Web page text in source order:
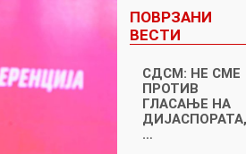
ПОВРЗАНИ
ВЕСТИ
СДСМ: НЕ СМЕ
ПРОТИВ
ГЛАСАЊЕ НА
ДИЈАСПОРАТА,
…